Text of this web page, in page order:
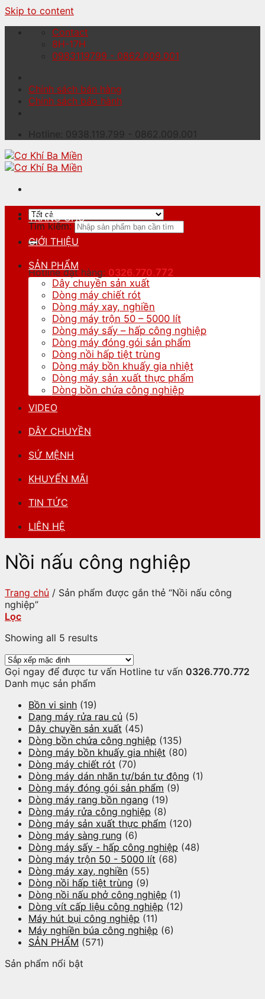
Skip to content
Contact
8H-17H
0983119799 - 0862.009.001
Chính sách bán hàng
Chính sách bảo hành
Hotline: 0938.119.799 - 0862.009.001
Tìm kiếm:
Hotline đặt hàng: 0326.770.772
TRANG CHỦ
GIỚI THIỆU
SẢN PHẨM
Dây chuyền sản xuất
Dòng máy chiết rót
Dòng máy xay, nghiền
Dòng máy trộn 50 – 5000 lít
Dòng máy sấy – hấp công nghiệp
Dòng máy đóng gói sản phẩm
Dòng nồi hấp tiệt trùng
Dòng máy bồn khuấy gia nhiệt
Dòng máy sản xuất thực phẩm
Dòng bồn chứa công nghiệp
VIDEO
DÂY CHUYỀN
SỨ MỆNH
KHUYẾN MÃI
TIN TỨC
LIÊN HỆ
Nồi nấu công nghiệp
Trang chủ / Sản phẩm được gắn thẻ “Nồi nấu công
nghiệp”
Lọc
Showing all 5 results
Gọi ngay để được tư vấn Hotline tư vấn 0326.770.772
Danh mục sản phẩm
Bồn vi sinh (19)
Dạng máy rửa rau củ (5)
Dây chuyền sản xuất (45)
Dòng bồn chứa công nghiệp (135)
Dòng máy bồn khuấy gia nhiệt (80)
Dòng máy chiết rót (70)
Dòng máy dán nhãn tự/bán tự động (1)
Dòng máy đóng gói sản phẩm (9)
Dòng máy rang bồn ngang (19)
Dòng máy rửa công nghiệp (8)
Dòng máy sản xuất thực phẩm (120)
Dòng máy sàng rung (6)
Dòng máy sấy - hấp công nghiệp (48)
Dòng máy trộn 50 - 5000 lít (68)
Dòng máy xay, nghiền (55)
Dòng nồi hấp tiệt trùng (9)
Dòng nồi nấu phở công nghiệp (1)
Dòng vít cấp liệu công nghiệp (12)
Máy hút bụi công nghiệp (11)
Máy nghiền búa công nghiệp (6)
SẢN PHẨM (571)
Sản phẩm nổi bật